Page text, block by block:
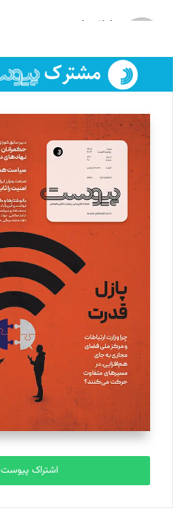
لیلا حنارود
فائزه فتحی رستمی
تحریریه
سروش کرمیان
تحریریه
مینا پاکدل
یسنا امان‌پور
تحریریه
ملینا جعفری
تحریریه
مصطفی مسجدی آرانی
تحریریه
بابک نقاش
تحریریه
اشتراک پیوست